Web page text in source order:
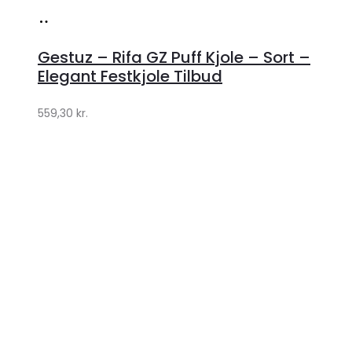
Lykke
by
Lykke
Gestuz – Rifa GZ Puff Kjole – Sort –
Elegant Festkjole Tilbud
559,30 kr.